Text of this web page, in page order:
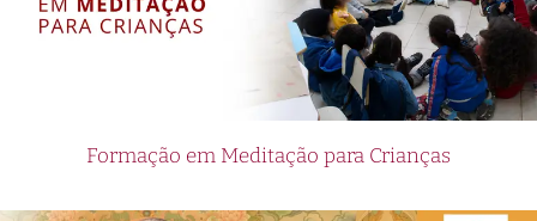
Formação em Meditação para Crianças